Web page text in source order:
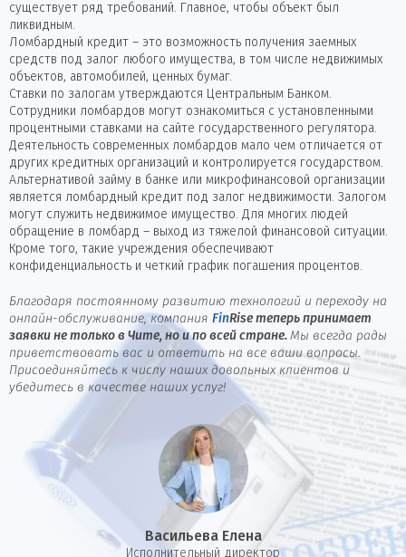
существует ряд требований. Главное, чтобы объект был
ликвидным.
Ломбардный кредит – это возможность получения заемных
средств под залог любого имущества, в том числе недвижимых
объектов, автомобилей, ценных бумаг.
Ставки по залогам утверждаются Центральным Банком.
Сотрудники ломбардов могут ознакомиться с установленными
процентными ставками на сайте государственного регулятора.
Деятельность современных ломбардов мало чем отличается от
других кредитных организаций и контролируется государством.
Альтернативой займу в банке или микрофинансовой организации
является ломбардный кредит под залог недвижимости. Залогом
могут служить недвижимое имущество. Для многих людей
обращение в ломбард – выход из тяжелой финансовой ситуации.
Кроме того, такие учреждения обеспечивают
конфиденциальность и четкий график погашения процентов.
Благодаря постоянному развитию технологий и переходу на
онлайн-обслуживание, компания FinRise теперь принимает
заявки не только в Чите, но и по всей стране. Мы всегда рады
приветствовать вас и ответить на все ваши вопросы.
Присоединяйтесь к числу наших довольных клиентов и
убедитесь в качестве наших услуг!
Васильева Елена
И сполнительный директор